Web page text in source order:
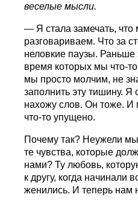
веселые мысли.
— Я стала замечать,
разговариваем. Что за
неловкие паузы.
время которых мы что-
мы просто молчим, не
заполнить эту тишину.
нахожу слов. Он тоже. И
что-то упущено.
Почему так? Неужели
те чувства, которые
нами? Ту любовь,
к другу, когда начинали
женились. И теперь нам